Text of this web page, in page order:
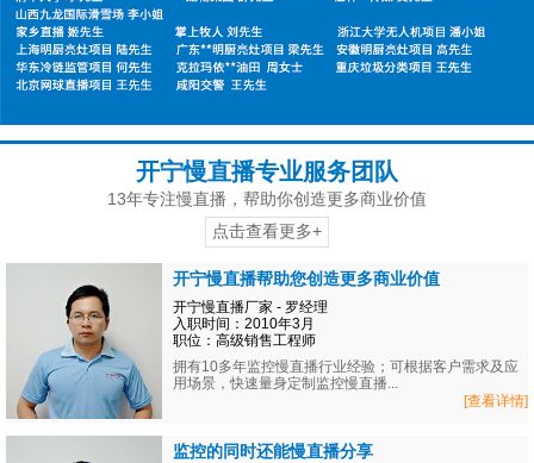
开宁慢直播专业服务团队
13年专注慢直播，帮助你创造更多商业价值
点击查看更多+
开宁慢直播帮助您创造更多商业价值
开宁慢直播厂家 - 罗经理
入职时间：2010年3月
职位：高级销售工程师
拥有10多年监控慢直播行业经验；可根据客户需求及应
用场景，快速量身定制监控慢直播...
[查看详情]
监控的同时还能慢直播分享